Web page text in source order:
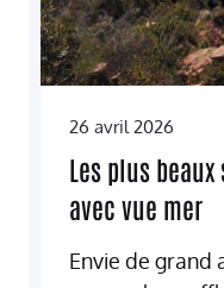
26 avril 2026
Les plus
avec vue mer
Envie de grand